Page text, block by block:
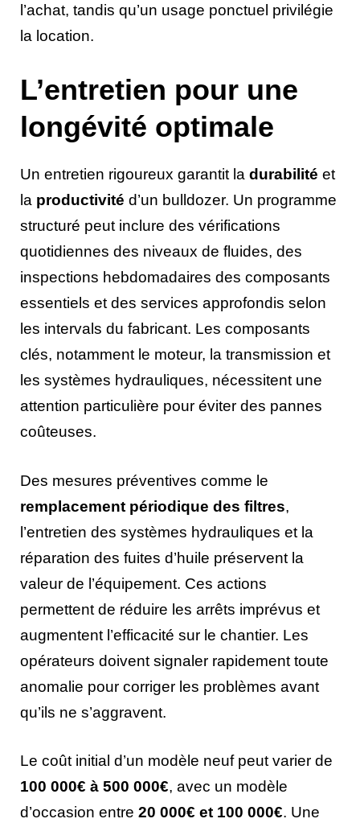
l’achat, tandis qu’un usage ponctuel privilégie
la location.
L’entretien pour une
longévité optimale
Un entretien rigoureux garantit la durabilité et
la productivité d’un bulldozer. Un programme
structuré peut inclure des vérifications
quotidiennes des niveaux de fluides, des
inspections hebdomadaires des composants
essentiels et des services approfondis selon
les intervals du fabricant. Les composants
clés, notamment le moteur, la transmission et
les systèmes hydrauliques, nécessitent une
attention particulière pour éviter des pannes
coûteuses.
Des mesures préventives comme le
remplacement périodique des filtres,
l’entretien des systèmes hydrauliques et la
réparation des fuites d’huile préservent la
valeur de l’équipement. Ces actions
permettent de réduire les arrêts imprévus et
augmentent l’efficacité sur le chantier. Les
opérateurs doivent signaler rapidement toute
anomalie pour corriger les problèmes avant
qu’ils ne s’aggravent.
Le coût initial d’un modèle neuf peut varier de
100 000€ à 500 000€, avec un modèle
d’occasion entre 20 000€ et 100 000€. Une